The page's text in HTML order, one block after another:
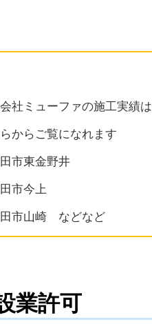
社ミューファの施工実績は
からご覧になれます
市東金野井
市今上
田市山崎 などなど
業許可